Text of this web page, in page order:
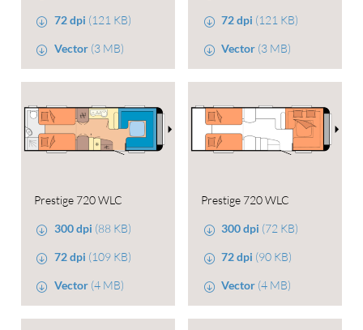
72 dpi (121 KB)
Vector (3 MB)
72 dpi (121 KB)
Vector (3 MB)
Prestige 720 WLC
300 dpi (88 KB)
72 dpi (109 KB)
Vector (4 MB)
Prestige 720 WLC
300 dpi (72 KB)
72 dpi (90 KB)
Vector (4 MB)